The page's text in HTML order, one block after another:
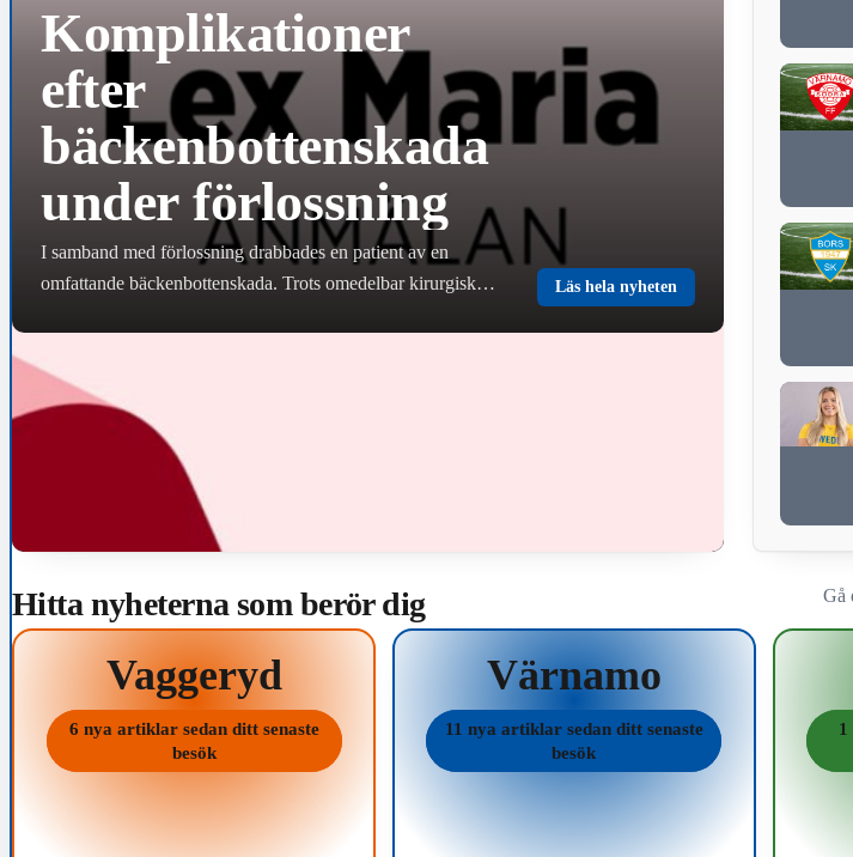
Komplikationer
efter
bäckenbottenskada
under förlossning
I samband med förlossning drabbades en patient av en
omfattande bäckenbottenskada. Trots omedelbar kirurgisk
Läs hela nyheten
Hitta nyheterna som berör dig Gå
Vaggeryd
6 nya artiklar sedan ditt senaste
besök
Värnamo
11 nya artiklar sedan ditt senaste
besök
1